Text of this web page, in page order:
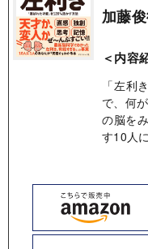
加藤
＜内容
「左利
で、何
の脳を
す10人